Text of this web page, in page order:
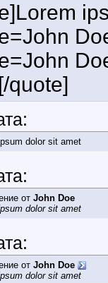
quote]
dolor sit amet
от John Doe
dolor sit amet
от John Doe
dolor sit amet